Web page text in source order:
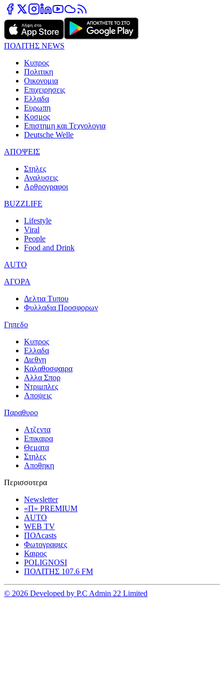
ΠΟΛΙΤΗΣ NEWS
Κυπρος
Πολιτικη
Οικονομια
Επιχειρησεις
Ελλαδα
Ευρωπη
Κοσμος
Επιστημη και Τεχνολογια
Deutsche Welle
ΑΠΟΨΕΙΣ
Στηλες
Αναλυσεις
Αρθρογραφοι
BUZZLIFE
Lifestyle
Viral
People
Food and Drink
AUTO
ΑΓΟΡΑ
Δελτια Τυπου
Φυλλαδια Προσφορων
Γηπεδο
Κυπρος
Ελλαδα
Διεθνη
Καλαθοσφαιρα
Αλλα Σπορ
Ντριμπλες
Αποψεις
Παραθυρο
Ατζεντα
Επικαιρα
Θεματα
Στηλες
Αποθηκη
Περισσοτερα
Newsletter
«Π» PREMIUM
AUTO
WEB TV
ΠΟΛcasts
Φωτογραφιες
Καιρος
POLIGNOSI
ΠΟΛΙΤΗΣ 107.6 FM
© 2026 Developed by P.C Admin 22 Limited